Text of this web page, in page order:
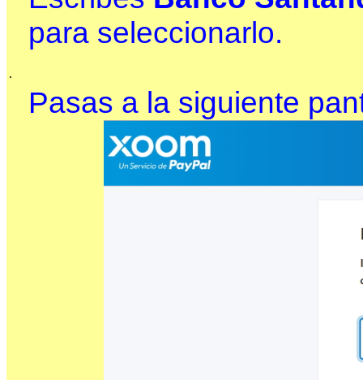
.
para seleccionarlo.
Pasas a la siguiente